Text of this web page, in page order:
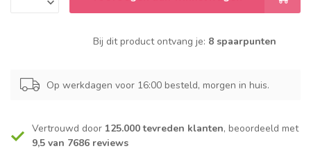
Bij dit product ontvang je: 8 spaarpunten
Op werkdagen voor 16:00 besteld, morgen in huis.
Vertrouwd door 125.000 tevreden klanten, beoordeeld met
9,5 van 7686 reviews